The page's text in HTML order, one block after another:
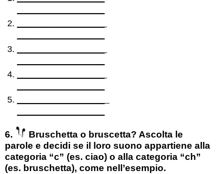
6.
Bruschetta o bruscetta? Ascolta le
parole e decidi se il loro suono appartiene alla
categoria “c” (es. ciao) o alla categoria “ch”
(es. bruschetta), come nell’esempio.